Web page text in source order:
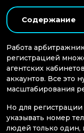
Содержание
Работа
регистрацией
агентских
аккаунтов. Все это
масштабирования
Но для регистрации
указывать номер
людей только один,